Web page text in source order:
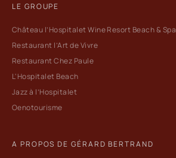
LE GROUPE
Château l’Hospitalet Wine Resort Beach & Spa
Restaurant l’Art de Vivre
Restaurant Chez Paule
L'Hospitalet Beach
Jazz à l’Hospitalet
Oenotourisme
A PROPOS DE GÉRARD BERTRAND